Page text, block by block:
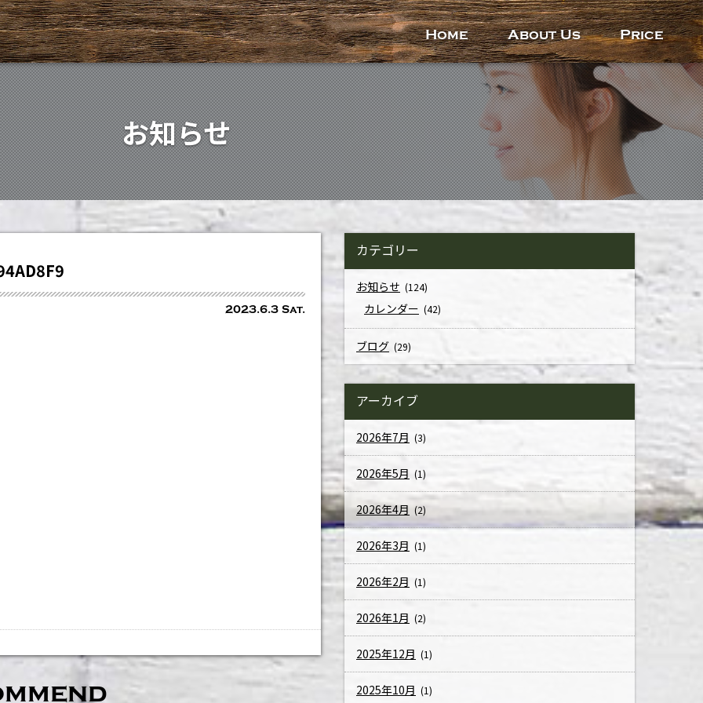
Home About Us Price
お知らせ
2023.6.3 Sat.
カテゴリー
お知らせ (124)
カレンダー (42)
ブログ (29)
アーカイブ
2026年7月 (3)
2026年5月 (1)
2026年4月 (2)
2026年3月 (1)
2026年2月 (1)
2026年1月 (2)
2025年12月 (1)
2025年10月 (1)